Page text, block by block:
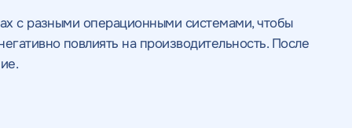
с разными операционными системами, чтобы
повлиять на производительность. После